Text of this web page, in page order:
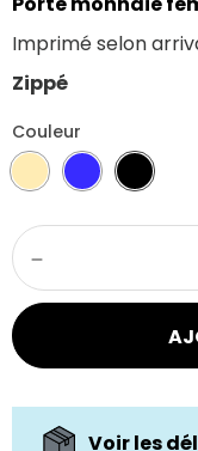
Imprimé selon
Zippé
Couleur
Voir les